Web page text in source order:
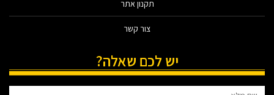
תקנון אתר
צור קשר
יש לכם שאלה?